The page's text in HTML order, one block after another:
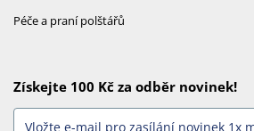
Péče a praní polštářů
Získejte 100 Kč za odběr novinek!